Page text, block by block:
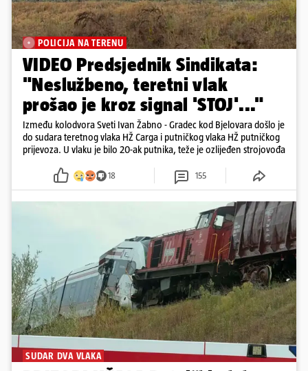
POLICIJA NA TERENU
VIDEO Predsjednik Sindikata:
"Neslužbeno, teretni vlak
prošao je kroz signal 'STOJ'..."
Između kolodvora Sveti Ivan Žabno - Gradec kod Bjelovara došlo je
do sudara teretnog vlaka HŽ Carga i putničkog vlaka HŽ putničkog
prijevoza. U vlaku je bilo 20-ak putnika, teže je ozlijeđen strojovođa
18 155
SUDAR DVA VLAKA